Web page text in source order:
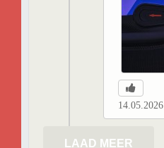
14.05.2026
LAAD MEER